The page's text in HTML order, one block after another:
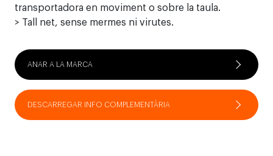
transportadora en moviment o sobre la taula.
> Tall net, sense mermes ni virutes.
ANAR A LA MARCA
DESCARREGAR INFO COMPLEMENTÀRIA